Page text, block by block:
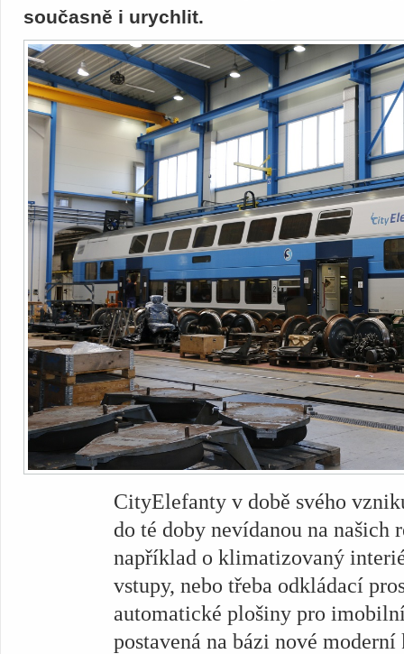
současně i urychlit.
CityElefanty v době svého
do té doby nevídanou na našich
například o klimatizovaný
vstupy, nebo třeba odkládací
automatické plošiny pro
postavená na bázi nové